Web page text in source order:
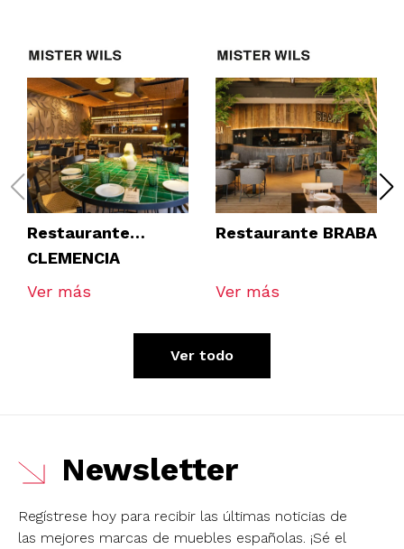
Restaurante
CLEMENCIA
TOMARES
Ver más
Restaurante BRABA
Ver más
Ver todo
Newsletter
Regístrese hoy para recibir las últimas noticias de
las mejores marcas de muebles españolas. ¡Sé el